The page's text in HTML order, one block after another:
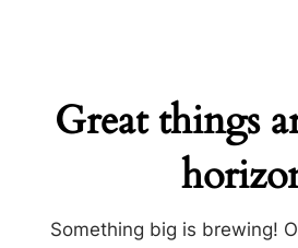
Great things
Something big is brewing!